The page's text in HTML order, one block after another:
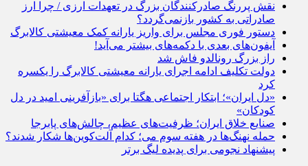
نقش پررنگ صادرکنندگان بزرگ در تعهدات ارزی / چرا ارز
صادراتی به کشور بازنمی‌گردد؟
دستور فوری مجلس برای واریز یارانه کمک معیشتی کالابرگ
آیفون‌های بعدی با دکمه‌های بیشتر می‌آید!
راز بزرگ رونالدو فاش شد
دولت تکلیف ادامه اجرای یارانه معیشتی کالابرگ را یکسره
کرد
«دل ایران»؛ ابتکار اجتماعی هگتا برای «بازآفرینی امید در دل
کودکان»
صنایع خلاق ایران؛ ظرفیت‌های عظیم، چالش‌های پابرجا
حمله نهنگ‌ها در هفته سوم می؛ کدام آلت‌کوین‌ها شکار شدند؟
پیشنهاد نجومی برای پدیده لیگ برتر